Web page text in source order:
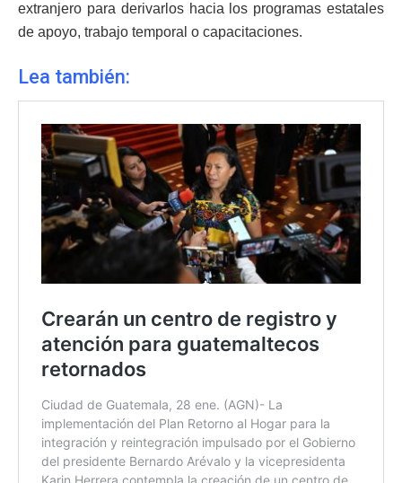
extranjero para derivarlos hacia los programas estatales
de apoyo, trabajo temporal o capacitaciones.
Lea también: